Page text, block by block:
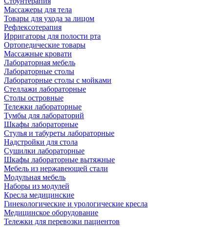
Массажеры для тела
Товары для ухода за лицом
Рефлексотерапия
Ирригаторы для полости рта
Ортопедические товары
Массажные кровати
Лабораторная мебель
Лабораторные столы
Лабораторные столы с мойками
Стеллажи лабораторные
Столы островные
Тележки лабораторные
Тумбы для лабораторий
Шкафы лабораторные
Стулья и табуреты лабораторные
Надстройки для стола
Сушилки лабораторные
Шкафы лабораторные вытяжные
Мебель из нержавеющей стали
Модульная мебель
Наборы из модулей
Кресла медицинские
Гинекологические и урологические кресла
Медицинское оборудование
Тележки для перевозки пациентов